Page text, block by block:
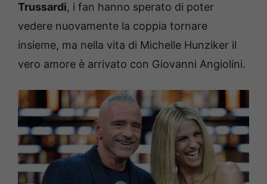
Trussardi, i fan hanno sperato di poter
vedere nuovamente la coppia tornare
insieme, ma nella vita di Michelle Hunziker il
vero amore è arrivato con Giovanni Angiolini.